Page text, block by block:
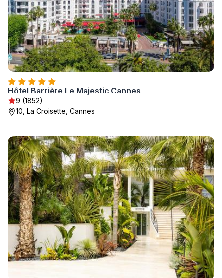
Hôtel Barrière Le Majestic Cannes
9 (1852)
10, La Croisette, Cannes